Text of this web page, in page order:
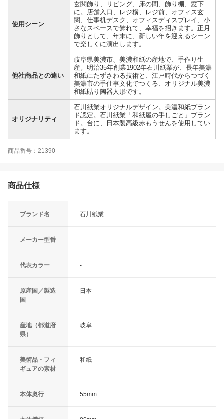
使用シーン
玄関飾り、リビング、床の間、飾り棚、窓下
に。店舗入口、レジ横、レジ前、オフィス玄
関、仕事机デスク、オフィスディスプレイ、小
さなスペースで飾れて、幸福を招きます。正月
飾りとして、年末に、新しい年を迎えるシーン
で楽しくに演出します。
他社商品との違い
岐阜県美濃市、美濃和紙の産地で、手作り生
産。明治35年創業1902年石川紙業が、長年美濃
和紙にたずさわる技術と、江戸時代からつづく
美濃市の手仕事文化でつくる、オリジナル美濃
和紙貼り陶器人形です。
オリジナリティ
石川紙業オリジナルデザイン。美濃和紙ブラン
ド認定。石川紙業「和紙屋の手しごと」ブラン
ド。台に、日本製高級赤もうせんを使用してい
ます。
商品番号：21390
商品仕様
ブランド名 石川紙業
メーカー型番 -
代表カラー -
原産国／製造
国
日本
産地（都道府
県）
岐阜
美術品・フィ
ギュアの素材
和紙
本体奥行 55mm